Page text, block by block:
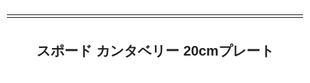
スポード カンタベリー 20cmプレート